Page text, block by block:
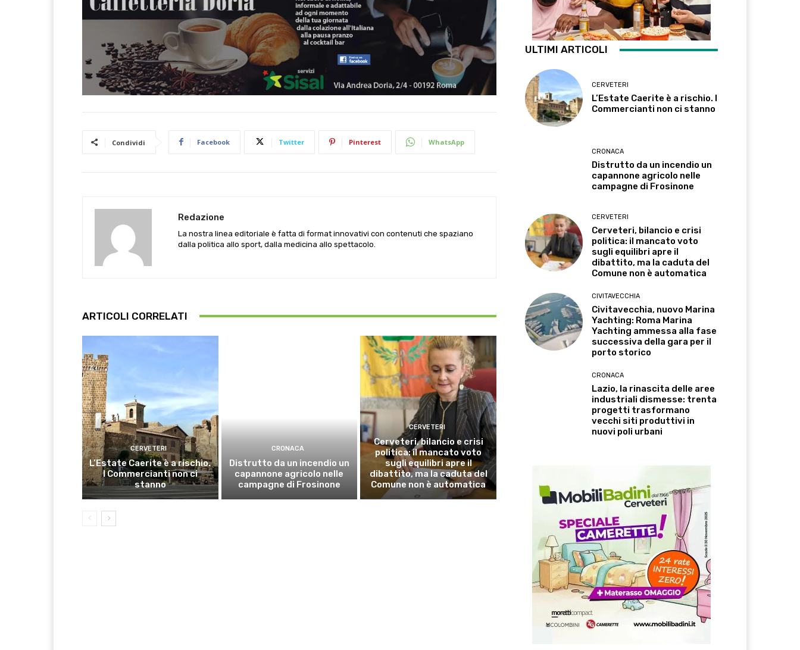
Condividi Facebook Twitter Pinterest WhatsApp
Redazione
La nostra linea editoriale è fatta di format innovativi con contenuti che spaziano
dalla politica allo sport, dalla medicina allo spettacolo.
ARTICOLI CORRELATI
CERVETERI
L’Estate Caerite è a rischio.
I Commercianti non ci
stanno
CRONACA
Distrutto da un incendio un
capannone agricolo nelle
campagne di Frosinone
CERVETERI
Cerveteri, bilancio e crisi
politica: il mancato voto
sugli equilibri apre il
dibattito, ma la caduta del
Comune non è automatica
ULTIMI ARTICOLI
CERVETERI
L’Estate Caerite è a rischio. I
Commercianti non ci stanno
CRONACA
Distrutto da un incendio un
capannone agricolo nelle
campagne di Frosinone
CERVETERI
Cerveteri, bilancio e crisi
politica: il mancato voto
sugli equilibri apre il
dibattito, ma la caduta del
Comune non è automatica
CIVITAVECCHIA
Civitavecchia, nuovo Marina
Yachting: Roma Marina
Yachting ammessa alla fase
successiva della gara per il
porto storico
CRONACA
Lazio, la rinascita delle aree
industriali dismesse: trenta
progetti trasformano
vecchi siti produttivi in
nuovi poli urbani